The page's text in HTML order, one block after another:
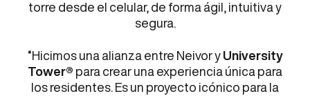
torre desde el celular, de forma ágil, intuitiva y
segura.
“Hicimos una alianza entre Neivor y University
Tower® para crear una experiencia única para
los residentes. Es un proyecto icónico para la